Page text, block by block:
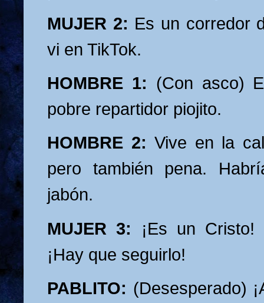
MUJER 2: Es un corredor
vi en TikTok.
HOMBRE 1: (Con asco)
pobre repartidor piojito.
HOMBRE 2: Vive en la
pero también pena.
jabón.
MUJER 3: ¡Es un
¡Hay que seguirlo!
PABLITO: (Desesperado)